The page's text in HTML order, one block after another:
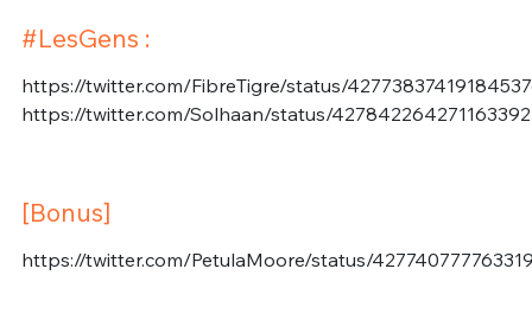
#LesGens :
https://twitter.com/FibreTigre/status/
https://twitter.com/Solhaan/status/427842264271163392
[Bonus]
https://twitter.com/PetulaMoore/status/